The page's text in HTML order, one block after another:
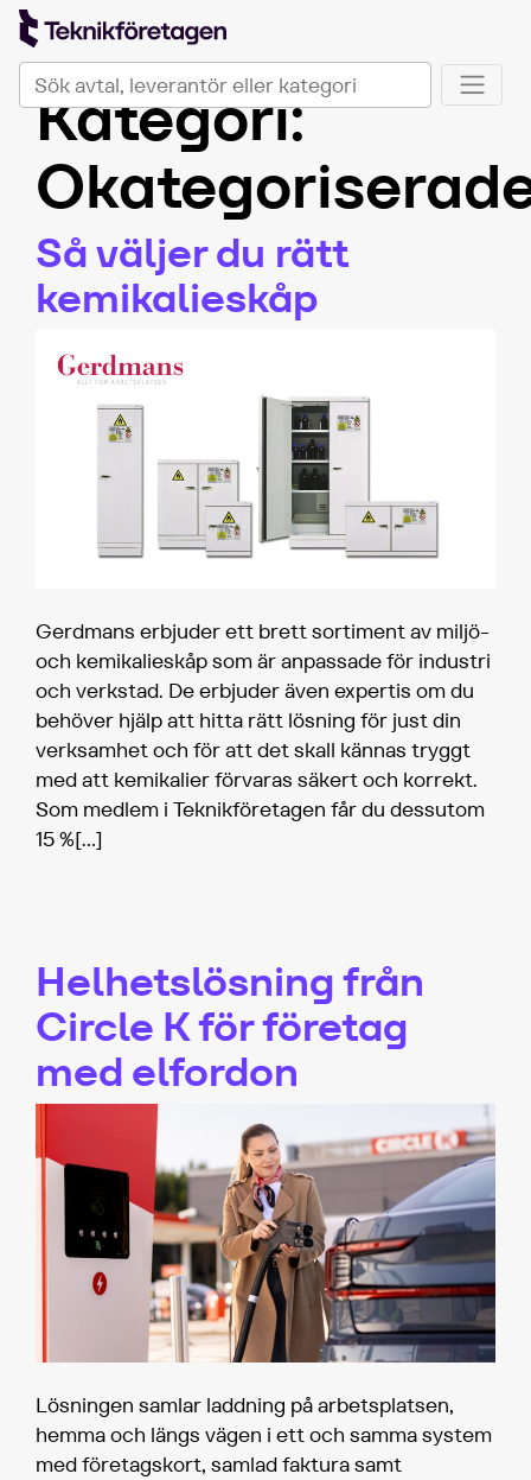
Sök på Teknikföretagen Plus
När automatisk komplettering av resultat är
Kategori:
Så väljer du rätt
kemikalieskåp
Gerdmans erbjuder ett brett sortiment av miljö-
och kemikalieskåp som är anpassade för industri
och verkstad. De erbjuder även expertis om du
behöver hjälp att hitta rätt lösning för just din
verksamhet och för att det skall kännas tryggt
med att kemikalier förvaras säkert och korrekt.
Som medlem i Teknikföretagen får du dessutom
15 %[…]
Helhetslösning från
Circle K för företag
med elfordon
Lösningen samlar laddning på arbetsplatsen,
hemma och längs vägen i ett och samma system
med företagskort, samlad faktura samt